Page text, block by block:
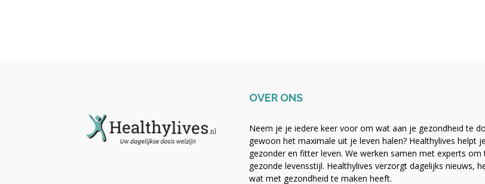
OVER ONS
Neem je je iedere keer voor om wat aan je gezondheid te
gewoon het maximale uit je leven halen? Healthylives
gezonder en fitter leven. We werken samen met experts
gezonde levensstijl. Healthylives verzorgt dagelijks nieuws,
wat met gezondheid te maken heeft.